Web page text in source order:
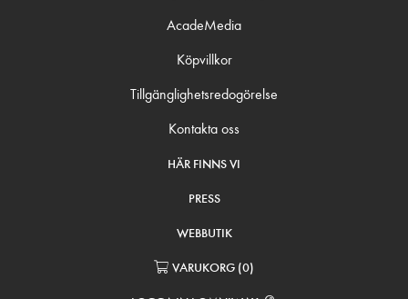
AcadeMedia
Köpvillkor
Tillgänglighetsredogörelse
Kontakta oss
HÄR FINNS VI
PRESS
WEBBUTIK
VARUKORG (0)